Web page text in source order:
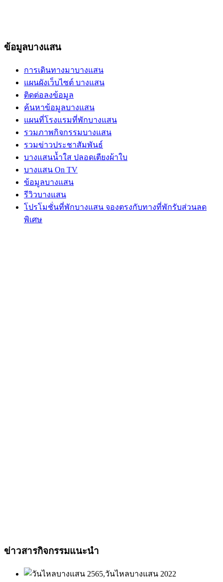
ข้อมูลบางแสน
การเดินทางมาบางแสน
แผนผังเว็บไซต์ บางแสน
ติดต่อลงข้อมูล
ค้นหาข้อมูลบางแสน
แผนที่โรงแรมที่พักบางแสน
รวมภาพกิจกรรมบางแสน
รวมข่าวประชาสัมพันธ์
บางแสนน้ำใส ปลอดเตียงผ้าใบ
บางแสน On TV
ข้อมูลบางแสน
รีวิวบางแสน
โปรโมชั่นที่พักบางแสน จองตรงกับทางที่พักรับส่วนลด
พิเศษ
ข่าวสารกิจกรรมแนะนำ